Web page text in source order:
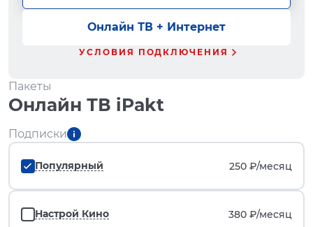
Онлайн ТВ + Интернет
УСЛОВИЯ ПОДКЛЮЧЕНИЯ
Пакеты
Онлайн ТВ iPakt
Подписки
Популярный 250 ₽/месяц
Настрой Кино 380 ₽/месяц